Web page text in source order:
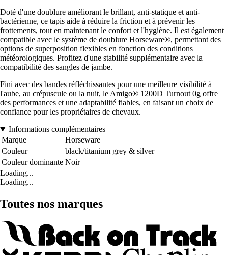
Doté d'une doublure améliorant le brillant, anti-statique et anti-
bactérienne, ce tapis aide à réduire la friction et à prévenir les
frottements, tout en maintenant le confort et l'hygiène. Il est également
compatible avec le système de doublure Horseware®, permettant des
options de superposition flexibles en fonction des conditions
météorologiques. Profitez d'une stabilité supplémentaire avec la
compatibilité des sangles de jambe.
Fini avec des bandes réfléchissantes pour une meilleure visibilité à
l'aube, au crépuscule ou la nuit, le Amigo® 1200D Turnout 0g offre
des performances et une adaptabilité fiables, en faisant un choix de
confiance pour les propriétaires de chevaux.
Informations complémentaires
Marque
Horseware
Couleur
black/titanium grey & silver
Couleur dominante Noir
Loading...
Loading...
Toutes nos marques